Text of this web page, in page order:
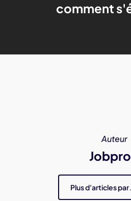
comment
Auteur
Plus d'articles